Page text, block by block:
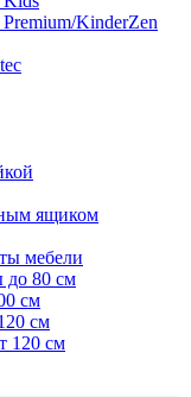
KinderZen
ящиком
мебели
до 80 см
см
см
120 см